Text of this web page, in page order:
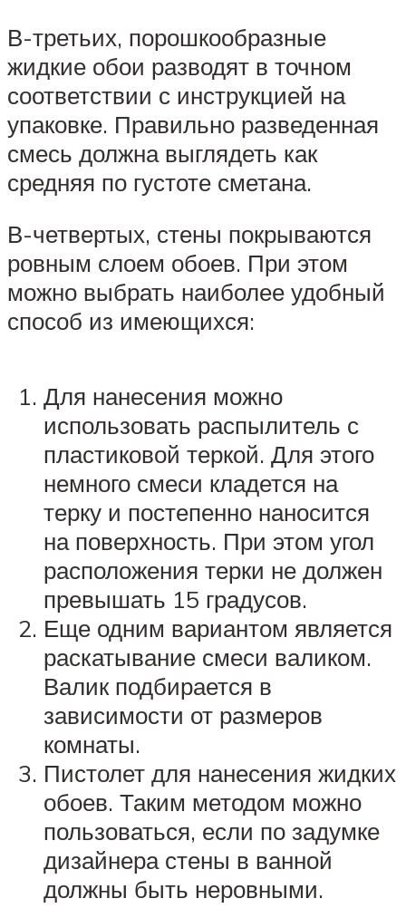
В-третьих, порошкообразные
жидкие обои разводят в точном
соответствии с инструкцией на
упаковке. Правильно разведенная
смесь должна выглядеть как
средняя по густоте сметана.
В-четвертых, стены покрываются
ровным слоем обоев. При этом
можно выбрать наиболее удобный
способ из имеющихся:
Для нанесения можно
использовать распылитель с
пластиковой теркой. Для этого
немного смеси кладется на
терку и постепенно наносится
на поверхность. При этом угол
расположения терки не должен
превышать 15 градусов.
Еще одним вариантом является
раскатывание смеси валиком.
Валик подбирается в
зависимости от размеров
комнаты.
Пистолет для нанесения жидких
обоев. Таким методом можно
пользоваться, если по задумке
дизайнера стены в ванной
должны быть неровными.